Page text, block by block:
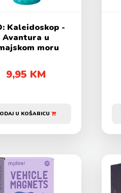
Kaleidoskop -
Avantura u
moru
9,95 KM
U KOŠARICU